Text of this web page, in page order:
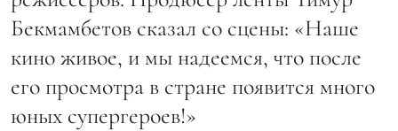
Бекмамбетов сказал со сцены: «Наше
кино живое, и мы надеемся, что после
его просмотра в стране появится много
юных супергероев!»